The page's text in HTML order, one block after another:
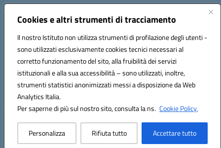
Cookies e altri strumenti di tracciamento
Il nostro Istituto non utilizza strumenti di profilazione degli utenti -
sono utilizzati esclusivamente cookies tecnici necessari al
corretto funzionamento del sito, alla fruibilità dei servizi
istituzionali e alla sua accessibilità – sono utilizzati, inoltre,
strumenti statistici anonimizzati messi a disposizione da Web
Analytics Italia.
Per saperne di più sul nostro sito, consulta la ns. Cookie Policy.
Personalizza Rifiuta tutto Accettare tutto
Centralino:0885.426034 Email:FGTD02000P@istruzione.it
Posta elettronica certificata (PEC):fgtd02000p@pec.istruzione.it
Codice fiscale: 81002930717
Codice meccanografico:FGTD02000P
Codice unico di fatturazione (CUF): UFUN7Y
Hosting & Powered by 3D Solution S.r.l.
Concept & Design by Designers Italia